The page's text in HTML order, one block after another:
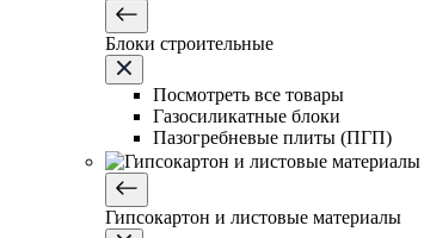
Блоки строительные
Посмотреть все товары
Газосиликатные блоки
Пазогребневые плиты (ПГП)
Гипсокартон и листовые материалы